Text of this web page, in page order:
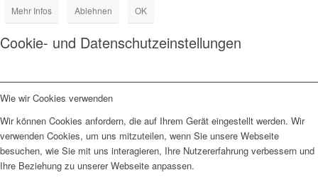
Mehr Infos Ablehnen OK
Cookie- und Datenschutzeinstellungen
Wie wir Cookies verwenden
Wir können Cookies anfordern, die auf Ihrem Gerät eingestellt werden. Wir
verwenden Cookies, um uns mitzuteilen, wenn Sie unsere Webseite
besuchen, wie Sie mit uns interagieren, Ihre Nutzererfahrung verbessern und
Ihre Beziehung zu unserer Webseite anpassen.